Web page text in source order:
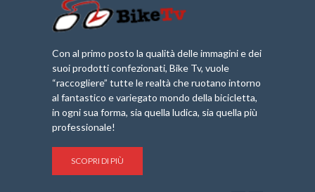
Con al primo posto la qualità delle immagini e dei
suoi prodotti confezionati, Bike Tv, vuole
“raccogliere” tutte le realtà che ruotano intorno
al fantastico e variegato mondo della bicicletta,
in ogni sua forma, sia quella ludica, sia quella più
professionale!
SCOPRI DI PIÙ